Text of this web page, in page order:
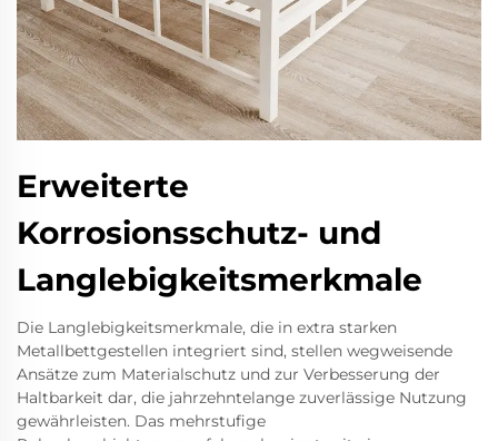
Erweiterte
Korrosionsschutz- und
Langlebigkeitsmerkmale
Die Langlebigkeitsmerkmale, die in extra starken
Metallbettgestellen integriert sind, stellen wegweisende
Ansätze zum Materialschutz und zur Verbesserung der
Haltbarkeit dar, die jahrzehntelange zuverlässige Nutzung
gewährleisten. Das mehrstufige